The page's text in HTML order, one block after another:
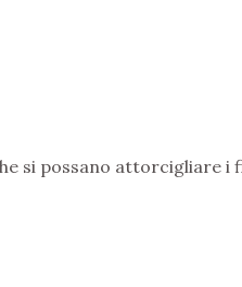
si possano attorcigliare i